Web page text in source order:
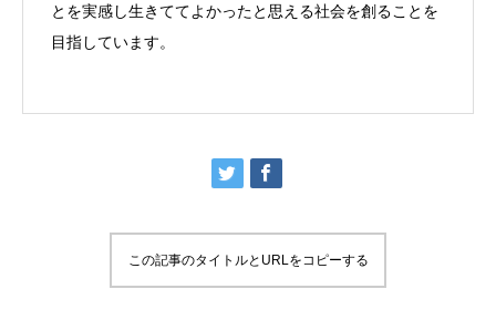
とを実感し生きててよかったと思える社会を創ることを
目指しています。
この記事のタイトルとURLをコピーする